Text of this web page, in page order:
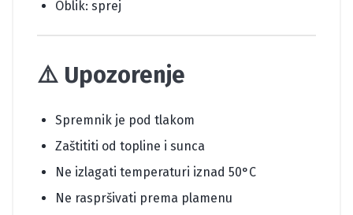
Oblik: sprej
⚠️ Upozorenje
Spremnik je pod tlakom
Zaštititi od topline i sunca
Ne izlagati temperaturi iznad 50°C
Ne raspršivati prema plamenu